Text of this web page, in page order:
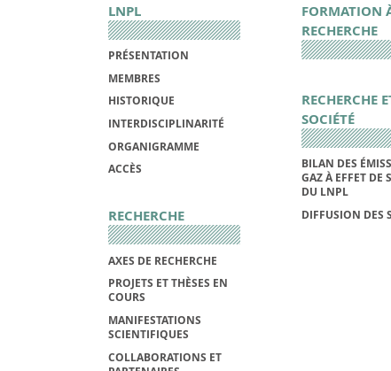
LNPL
PRÉSENTATION
MEMBRES
HISTORIQUE
INTERDISCIPLINARITÉ
ORGANIGRAMME
ACCÈS
RECHERCHE
AXES DE RECHERCHE
PROJETS ET THÈSES EN
COURS
MANIFESTATIONS
SCIENTIFIQUES
COLLABORATIONS ET
FORMATION
RECHERCHE
RECHERCHE
SOCIÉTÉ
BILAN DES
GAZ À EFFET DE
DU LNPL
DIFFUSION DES